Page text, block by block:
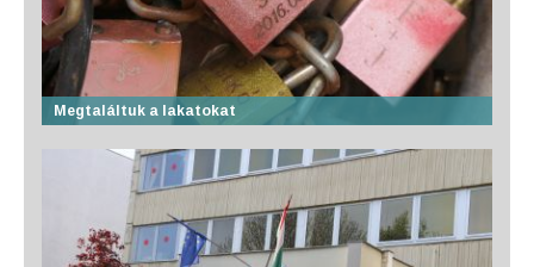
Megtaláltuk a lakatokat